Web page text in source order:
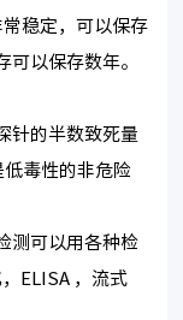
稳定，可以保存
以保存数年。
针的半数致死量
低毒性的非危险
测可以用各种检
ELISA ，流式